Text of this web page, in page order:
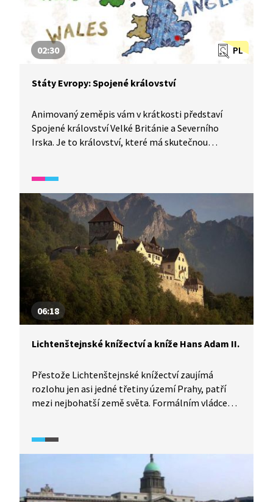
Victoria Street a do zahrad, které leží ve stínu
Edinburského hradu.
PL
02:30
Státy Evropy: Spojené království
Animovaný zeměpis vám v krátkosti představí
Spojené království Velké Británie a Severního
Irska. Je to království, které má skutečnou
06:18
Lichtenštejnské knížectví a kníže Hans Adam II.
Přestože Lichtenštejnské knížectví zaujímá
rozlohu jen asi jedné třetiny území Prahy, patří
mezi nejbohatší země světa. Formálním vládcem
a zodpovědnosti spojené s vládnutím je
pochopitelné, že jejich výchova, vzdělání, ale
i postavení například mezi spolužáky byly
poněkud odlišné.